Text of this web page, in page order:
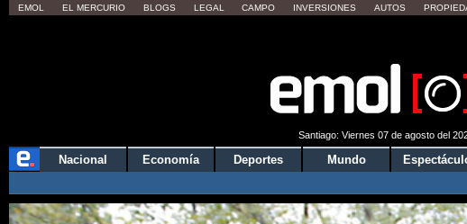
EMOL EL MERCURIO BLOGS LEGAL CAMPO INVERSIONES AUTOS
Santiago: Viernes 07 de agosto del
Nacional Economía Deportes Mundo